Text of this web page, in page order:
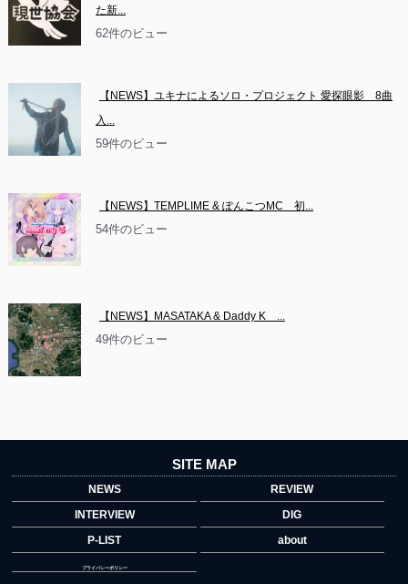
た新...
62件のビュー
【NEWS】ユキナによるソロ・プロジェクト 愛探眼影　8曲
入...
59件のビュー
【NEWS】TEMPLIME & ぽんこつMC　初...
54件のビュー
【NEWS】MASATAKA & Daddy K　...
49件のビュー
SITE MAP
NEWS
REVIEW
INTERVIEW
DIG
P-LIST
about
プライバシーポリシー